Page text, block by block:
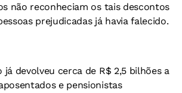
não reconheciam os tais descontos
prejudicadas já havia falecido.
devolveu cerca de R$ 2,5 bilhões a
e pensionistas